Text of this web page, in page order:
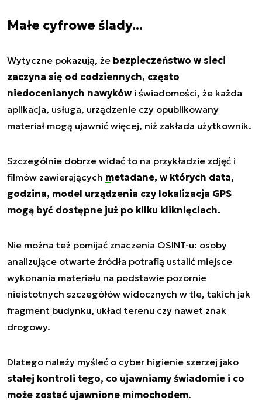
Małe cyfrowe ślady...
Wytyczne pokazują, że bezpieczeństwo w sieci
zaczyna się od codziennych, często
niedocenianych nawyków i świadomości, że każda
aplikacja, usługa, urządzenie czy opublikowany
materiał mogą ujawnić więcej, niż zakłada użytkownik.
Szczególnie dobrze widać to na przykładzie zdjęć i
filmów zawierających metadane, w których data,
godzina, model urządzenia czy lokalizacja GPS
mogą być dostępne już po kilku kliknięciach.
Nie można też pomijać znaczenia OSINT-u: osoby
analizujące otwarte źródła potrafią ustalić miejsce
wykonania materiału na podstawie pozornie
nieistotnych szczegółów widocznych w tle, takich jak
fragment budynku, układ terenu czy nawet znak
drogowy.
Dlatego należy myśleć o cyber higienie szerzej jako
stałej kontroli tego, co ujawniamy świadomie i co
może zostać ujawnione mimochodem.